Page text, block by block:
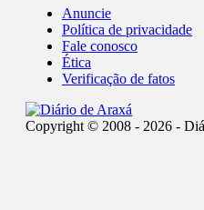
Anuncie
Política de privacidade
Fale conosco
Ética
Verificação de fatos
Copyright © 2008 - 2026 -